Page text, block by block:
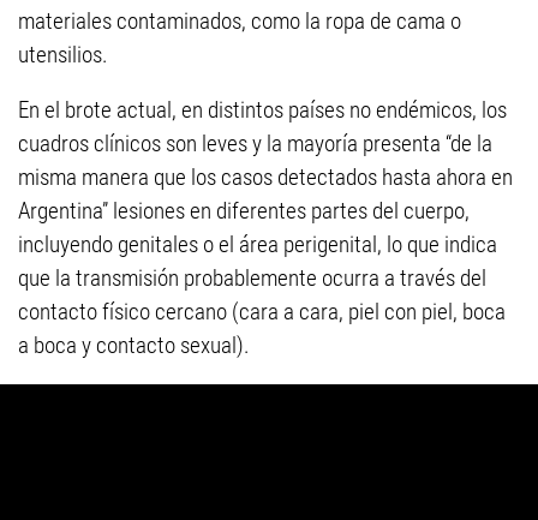
materiales contaminados, como la ropa de cama o
utensilios.
En el brote actual, en distintos países no endémicos, los
cuadros clínicos son leves y la mayoría presenta “de la
misma manera que los casos detectados hasta ahora en
Argentina” lesiones en diferentes partes del cuerpo,
incluyendo genitales o el área perigenital, lo que indica
que la transmisión probablemente ocurra a través del
contacto físico cercano (cara a cara, piel con piel, boca
a boca y contacto sexual).